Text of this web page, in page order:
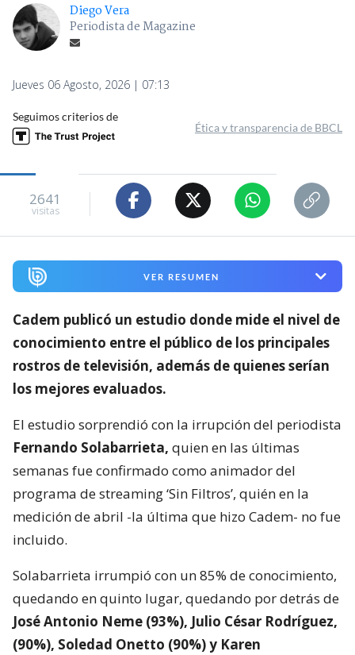
Diego Vera
Periodista de Magazine
Jueves 06 Agosto, 2026 | 07:13
Seguimos criterios de
Ética y transparencia de BBCL
2641
visitas
VER RESUMEN
Cadem publicó un estudio donde mide el nivel de
conocimiento entre el público de los principales
rostros de televisión, además de quienes serían
los mejores evaluados.
El estudio sorprendió con la irrupción del periodista
Fernando Solabarrieta, quien en las últimas
semanas fue confirmado como animador del
programa de streaming ‘Sin Filtros’, quién en la
medición de abril -la última que hizo Cadem- no fue
incluido.
Solabarrieta irrumpió con un 85% de conocimiento,
quedando en quinto lugar, quedando por detrás de
José Antonio Neme (93%), Julio César Rodríguez,
(90%), Soledad Onetto (90%) y Karen